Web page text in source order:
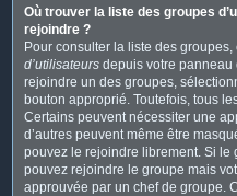
Où trouver la liste des groupes
rejoindre ?
Pour consulter la liste des
d’utilisateurs depuis votre panneau
rejoindre un des groupes,
bouton approprié. Toutefois, tous
Certains peuvent nécessiter une
d’autres peuvent même être
pouvez le rejoindre librement. Si le
pouvez rejoindre le groupe mais
approuvée par un chef de groupe.